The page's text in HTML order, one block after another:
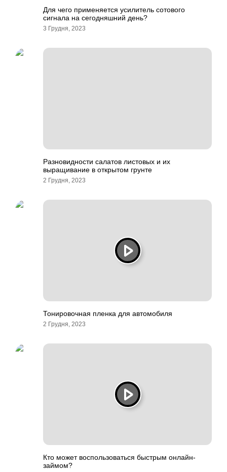
Для чего применяется усилитель сотового
сигнала на сегодняшний день?
3 Грудня, 2023
Разновидности салатов листовых и их
выращивание в открытом грунте
2 Грудня, 2023
Тонировочная пленка для автомобиля
2 Грудня, 2023
Кто может воспользоваться быстрым онлайн-
займом?